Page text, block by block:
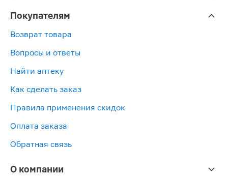
Покупателям
Возврат товара
Вопросы и ответы
Найти аптеку
Как сделать заказ
Правила применения скидок
Оплата заказа
Обратная связь
О компании